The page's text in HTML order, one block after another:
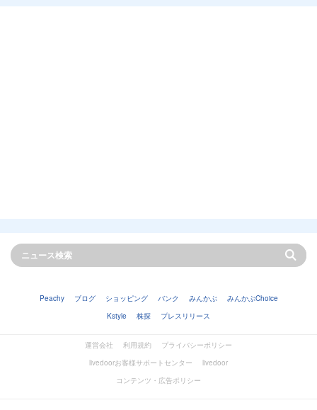
Peachy ブログ ショッピング バンク みんかぶ
みんかぶChoice
Kstyle
株探 プレスリリース
運営会社 利用規約
プライバシーポリシー
livedoorお客様サポートセンター
livedoor
コンテンツ・広告ポリシー